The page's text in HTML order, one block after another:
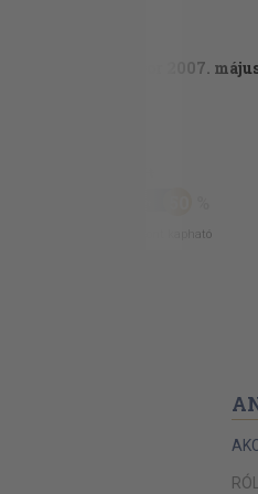
Meteor 2007.
pont kapható